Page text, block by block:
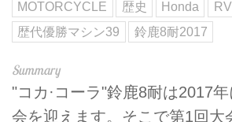
MOTORCYCLE 歴史 Honda
歴代優勝マシン39
鈴鹿8耐2017
"コカ·コーラ"鈴鹿8耐は2017
会を迎えます。そこで第1回大